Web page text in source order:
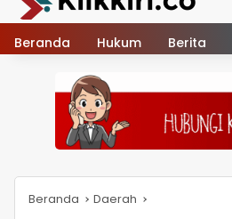
Beranda Hukum Berita
Beranda Daerah